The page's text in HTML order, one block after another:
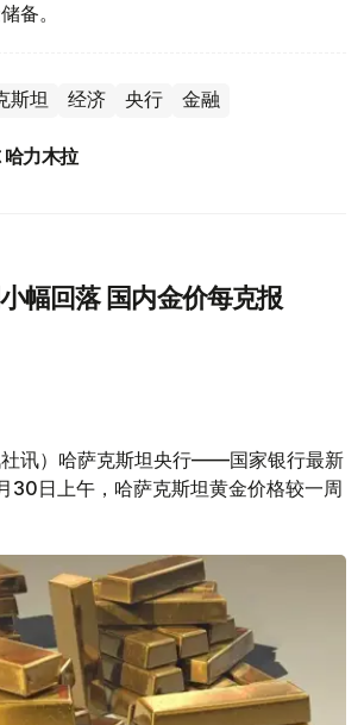
备。
斯坦 经济 央行 金融
力木拉
幅回落 国内金价每克报
社讯）哈萨克斯坦央行——国家银行最新
30日上午，哈萨克斯坦黄金价格较一周